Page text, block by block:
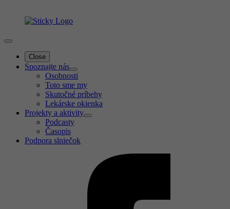
Close
Spoznajte nás
Osobnosti
Toto sme my
Skutočné príbehy
Lekárske okienka
Projekty a aktivity
Podcasty
Časopis
Podpora slniečok